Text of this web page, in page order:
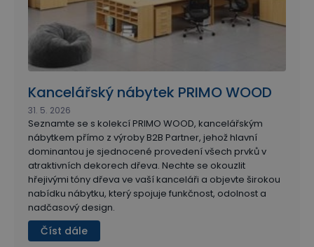
Kancelářský nábytek PRIMO WOOD
Seznamte se s kolekcí PRIMO WOOD, kancelářským
nábytkem přímo z výroby B2B Partner, jehož hlavní
dominantou je sjednocené provedení všech prvků v
atraktivních dekorech dřeva. Nechte se okouzlit
hřejivými tóny dřeva ve vaší kanceláři a objevte širokou
nabídku nábytku, který spojuje funkčnost, odolnost a
nadčasový design.
31. 5. 2026
Číst dále